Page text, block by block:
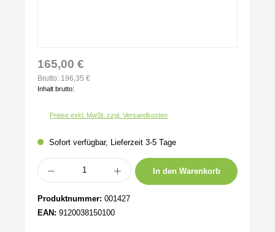
165,00 €
Brutto: 196,35 €
Inhalt brutto:
Preise exkl. MwSt. zzgl. Versandkosten
Sofort verfügbar, Lieferzeit 3-5 Tage
Produkt Anzahl: Gib den gewünschten Wert ein oder benutze die Schaltflächen
In den Warenkorb
Produktnummer: 001427
EAN: 9120038150100